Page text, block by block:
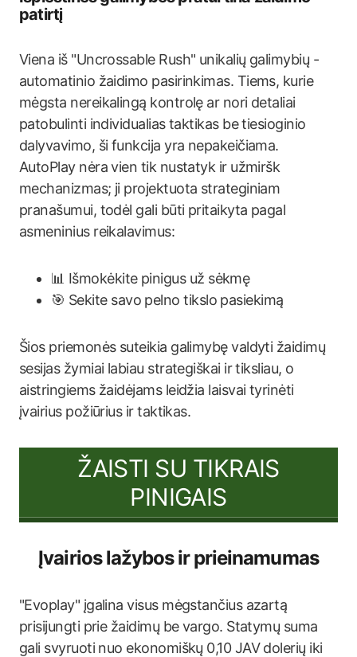
patirtį
Viena iš "Uncrossable Rush" unikalių galimybių -
automatinio žaidimo pasirinkimas. Tiems, kurie
mėgsta nereikalingą kontrolę ar nori detaliai
patobulinti individualias taktikas be tiesioginio
dalyvavimo, ši funkcija yra nepakeičiama.
AutoPlay nėra vien tik nustatyk ir užmiršk
mechanizmas; ji projektuota strateginiam
pranašumui, todėl gali būti pritaikyta pagal
asmeninius reikalavimus:
📊 Išmokėkite pinigus už sėkmę
🎯 Sekite savo pelno tikslo pasiekimą
Šios priemonės suteikia galimybę valdyti žaidimų
sesijas žymiai labiau strategiškai ir tiksliau, o
aistringiems žaidėjams leidžia laisvai tyrinėti
įvairius požiūrius ir taktikas.
ŽAISTI SU TIKRAIS
PINIGAIS
Įvairios lažybos ir prieinamumas
"Evoplay" įgalina visus mėgstančius azartą
prisijungti prie žaidimų be vargo. Statymų suma
gali svyruoti nuo ekonomiškų 0,10 JAV dolerių iki